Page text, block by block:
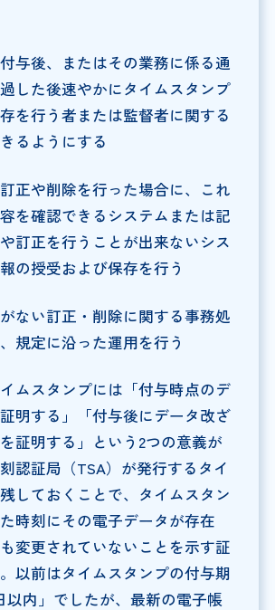
与後、またはその業務に係る通
した後速やかにタイムスタンプ
を行う者または監督者に関する
るようにする
正や削除を行った場合に、これ
を確認できるシステムまたは記
訂正を行うことが出来ないシス
の授受および保存を行う
ない訂正・削除に関する事務処
規定に沿った運用を行う
ムスタンプには「付与時点のデ
明する」「付与後にデータ改ざ
証明する」という2つの意義が
認証局（TSA）が発行するタイ
しておくことで、タイムスタン
時刻にその電子データが存在
変更されていないことを示す証
以前はタイムスタンプの付与期
以内」でしたが、最新の電子帳